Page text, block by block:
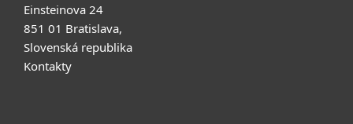
Einsteinova 24
851 01 Bratislava,
Slovenská republika
Kontakty